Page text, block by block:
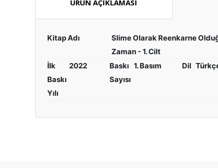
ÜRÜN AÇIKLAMASI
Kitap Adı
Slime Olarak Reenkarne
Zaman - 1. Cilt
İlk
Baskı
Yılı
2022
Baskı
Sayısı
1. Basım Dil